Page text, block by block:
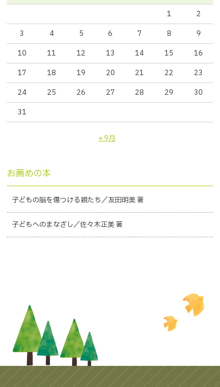
1
2
3
4 5 6 7 8
9
10
11 12 13 14 15
16
17
18 19 20 21 22
23
24
25 26 27 28 29
30
31
« 9月
お薦めの本
子どもの脳を傷つける親たち／友田明美 著
子どもへのまなざし／佐々木正美 著